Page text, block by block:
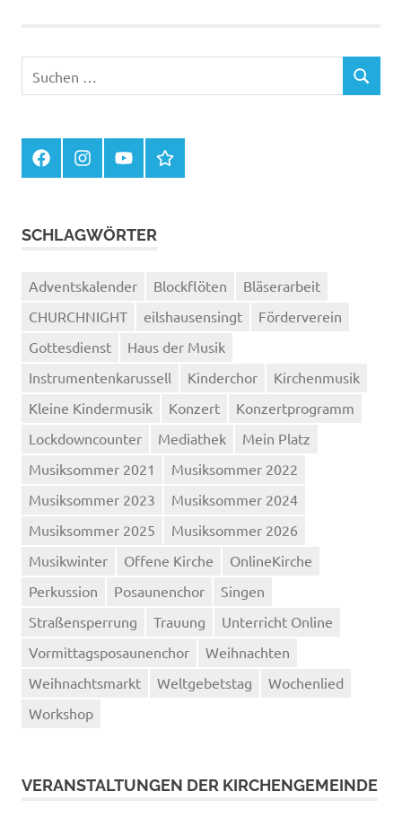
nach:
SUCHEN
FacebookInstagram
You
Tube
Kontakte
im
SCHLAGWÖRTER
Adventskalender Blockflöten
Bläserarbeit
CHURCHNIGHT
eilshausensingt
Förderverein
Gottesdienst
Haus der Musik
Instrumentenkarussell
Kinderchor
Kirchenmusik
Kleine Kindermusik
Konzert
Konzertprogramm
Lockdowncounter
Mediathek
Mein Platz
Musiksommer 2021
Musiksommer 2022
Musiksommer 2023
Musiksommer 2024
Musiksommer 2025
Musiksommer 2026
Musikwinter
Offene Kirche
OnlineKirche
Perkussion
Posaunenchor
Singen
Straßensperrung
Trauung
Unterricht Online
Vormittagsposaunenchor
Weihnachten
Weihnachtsmarkt
Weltgebetstag
Wochenlied
Workshop
VERANSTALTUNGEN DER KIRCHENGEMEINDE